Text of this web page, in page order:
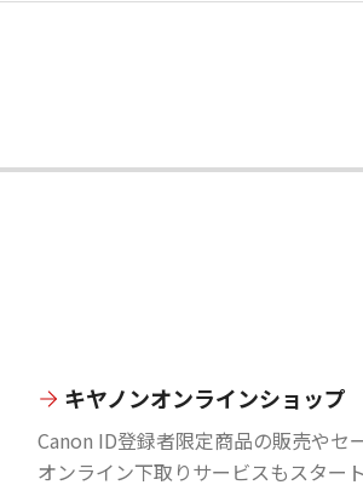
キヤノンオンラインショップ
Canon ID登録者限定商品の販売やセ
オンライン下取りサービスもスタート